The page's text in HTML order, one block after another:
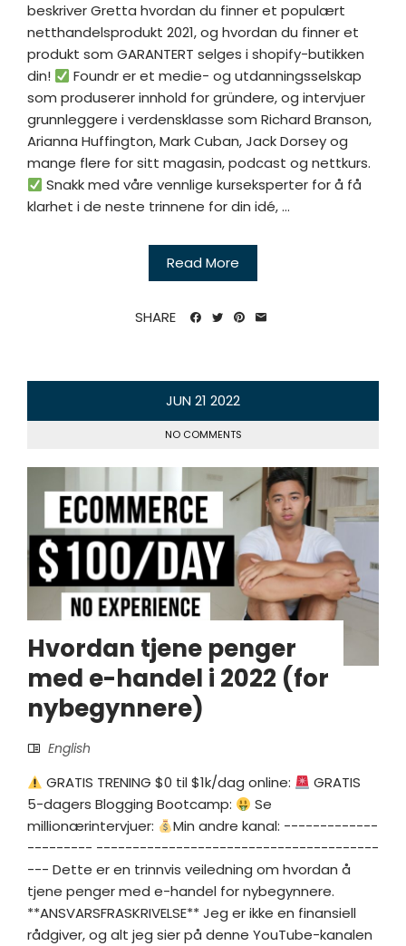
beskriver Gretta hvordan du finner et populært
netthandelsprodukt 2021, og hvordan du finner et
produkt som GARANTERT selges i shopify-butikken
din!
Foundr er et medie- og utdanningsselskap
som produserer innhold for gründere, og intervjuer
grunnleggere i verdensklasse som Richard Branson,
Arianna Huffington, Mark Cuban, Jack Dorsey og
mange flere for sitt magasin, podcast og nettkurs.
Snakk med våre vennlige kurseksperter for å få
klarhet i de neste trinnene for din idé, ...
Read More
SHARE
JUN21 2022
NO COMMENTS
Hvordan tjene penger
med e-handel i 2022 (for
nybegynnere)
English
GRATIS TRENING $0 til $1k/dag online:
GRATIS
5-dagers Blogging Bootcamp:
Se
millionærintervjuer:
Min andre kanal: -------------
--------- ---------------------------------------
--- Dette er en trinnvis veiledning om hvordan å
tjene penger med e-handel for nybegynnere.
**ANSVARSFRASKRIVELSE** Jeg er ikke en finansiell
rådgiver, og alt jeg sier på denne YouTube-kanalen